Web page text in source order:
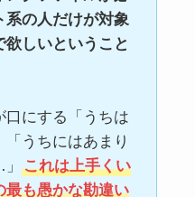
系の人だけが対象
欲しいということ
口にする「うちは
うちにはあまり
これは上手くい
最も愚かな勘違い